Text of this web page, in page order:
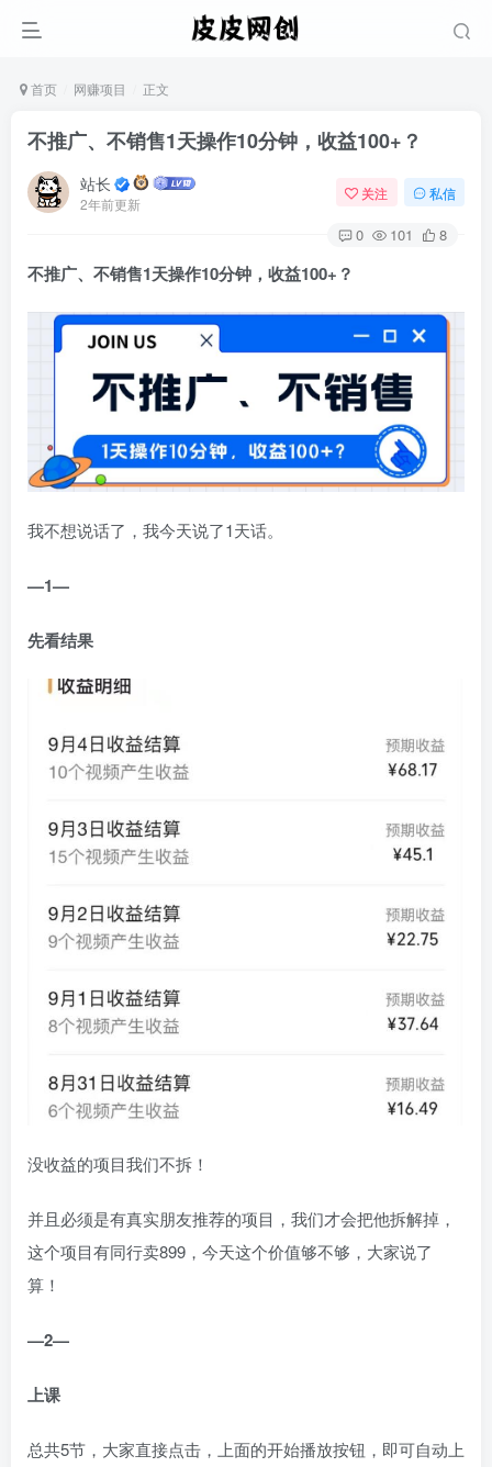
首页 网赚项目 正文
不推广、不销售1天操作10分钟，收益100+？
站长
2年前更新
关注 私信
0 101 8
不推广、不销售1天操作10分钟，收益100+？
我不想说话了，我今天说了1天话。
—1—
先看结果
没收益的项目我们不拆！
并且必须是有真实朋友推荐的项目，我们才会把他拆解掉，
这个项目有同行卖899，今天这个价值够不够，大家说了
算！
—2—
上课
总共5节，大家直接点击，上面的开始播放按钮，即可自动上